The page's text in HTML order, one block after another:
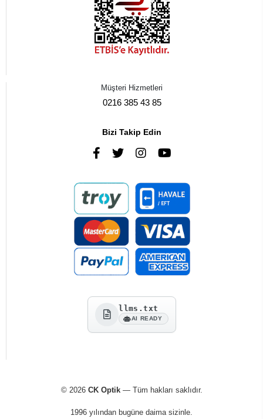
Müşteri Hizmetleri
0216 385 43 85
Bizi Takip Edin
llms.txt
AI READY
© 2026 CK Optik— Tüm hakları saklıdır.
1996 yılından bugüne daima sizinle.